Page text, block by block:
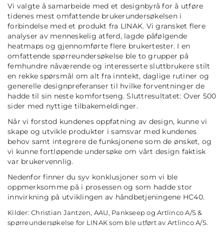
Vi valgte å samarbeide med et designbyrå for å utføre
tidenes mest omfattende brukerundersøkelsen i
forbindelse med et produkt fra LINAK. Vi gransket flere
analyser av menneskelig atferd, lagde påfølgende
heatmaps og gjennomførte flere brukertester. I en
omfattende spørreundersøkelse ble to grupper på
femhundre nåværende og interesserte sluttbrukere stilt
en rekke spørsmål om alt fra inntekt, daglige rutiner og
generelle designpreferanser til hvilke forventninger de
hadde til sin neste komfortseng. Sluttresultatet: Over 500
sider med nyttige tilbakemeldinger.
Når vi forstod kundenes oppfatning av design, kunne vi
skape og utvikle produkter i samsvar med kundenes
behov samt integrere de funksjonene som de ønsket, og
vi kunne fortløpende undersøke om vårt design faktisk
var brukervennlig.
Nedenfor finner du syv konklusjoner som vi ble
oppmerksomme på i prosessen og som hadde stor
innvirkning på utviklingen av håndbetjeningene HC40.
Kilder: Christian Jantzen, AAU, Pankseep og Artlinco A/S &
spørreundersøkelse for LINAK som ble utført av Artlinco A/S.